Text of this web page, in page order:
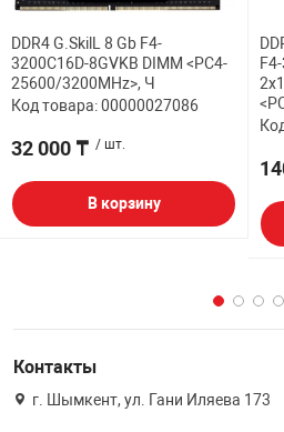
DDR4 G.SkilL 8 Gb F4-
3200C16D-8GVKB DIMM <PC4-
25600/3200MHz>, Ч
Код товара: 00000027086
32 000 ₸ / шт.
В корзину
Контакты
г. Шымкент, ул. Гани Иляева 173